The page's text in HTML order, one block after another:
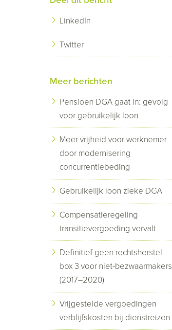
LinkedIn
Twitter
Meer berichten
Pensioen DGA gaat in: gevolg
voor gebruikelijk loon
Meer vrijheid voor werknemer
door modernisering
concurrentiebeding
Gebruikelijk loon zieke DGA
Compensatieregeling
transitievergoeding vervalt
Definitief geen rechtsherstel
box 3 voor niet-bezwaarmakers
(2017–2020)
Vrijgestelde vergoedingen
verblijfskosten bij dienstreizen